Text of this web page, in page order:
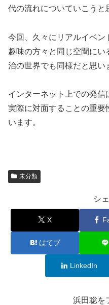
代の流れについていこうと
今回、久々にリアルイベン
趣味の方々と同じ空間に
治の世界でも同様だと思い
インターネット上での発信
実際に対面することの重要
います。
未分類
シ
X
はてブ
LinkedIn
浜田聡を